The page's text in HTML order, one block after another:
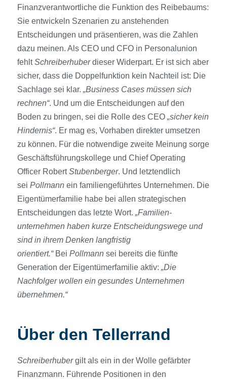
Finanzverantwortliche die Funktion des Reibebaums:
Sie entwickeln Szenarien zu anstehenden
Entscheidungen und präsentieren, was die Zahlen
dazu meinen. Als CEO und CFO in Personalunion
fehltSchreiberhuberdieser Widerp­art. Er ist sich aber
sicher, dass die Doppelfunktion kein Nachteil ist: Die
Sachlage sei klar. „Business Cases müssen sich
rechnen“. Und um die Entscheidungen auf den
Boden zu bringen, sei die Rolle des CEO „sicher kein
Hindernis“. Er mag es, Vorhaben direkter umsetzen
zu können. Für die notwendige zweite Meinung sorge
Geschäftsführungskollege und Chief Operating
Officer RobertStubenberger. Und letztendlich
sei Pollmannein familiengeführtes Unternehmen. Die
Eigentümerfamilie habe bei allen strategischen
Entscheidungen das letzte Wort. „Familien­
unternehmen haben kurze Entscheidungswege und
sind in ihrem Denken lang­fristig
orientiert.“Bei Pollmannsei bereits die fünfte
Generation der Eigentümerfamilie aktiv: „Die
Nachfolger wollen ein gesundes Unternehmen
übernehmen.“
Über den Tellerrand
Schreiberhubergilt als ein in der Wolle gefärbter
Finanzmann. Führende Positionen in den